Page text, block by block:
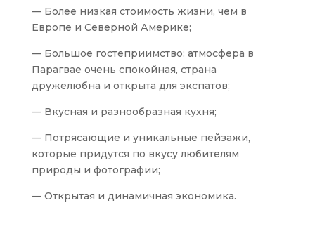
— Более низкая стоимость жизни, чем в
Европе и Северной Америке;
— Большое гостеприимство: атмосфера в
Парагвае очень спокойная, страна
дружелюбна и открыта для экспатов;
— Вкусная и разнообразная кухня;
— Потрясающие и уникальные пейзажи,
которые придутся по вкусу любителям
природы и фотографии;
— Открытая и динамичная экономика.